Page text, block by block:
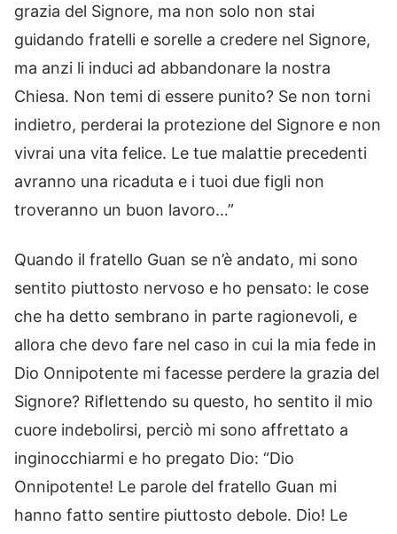
grazia del Signore, ma non solo non stai
guidando fratelli e sorelle a credere nel Signore,
ma anzi li induci ad abbandonare la nostra
Chiesa. Non temi di essere punito? Se non torni
indietro, perderai la protezione del Signore e non
vivrai una vita felice. Le tue malattie precedenti
avranno una ricaduta e i tuoi due figli non
troveranno un buon lavoro…”
Quando il fratello Guan se n’è andato, mi sono
sentito piuttosto nervoso e ho pensato: le cose
che ha detto sembrano in parte ragionevoli, e
allora che devo fare nel caso in cui la mia fede in
Dio Onnipotente mi facesse perdere la grazia del
Signore? Riflettendo su questo, ho sentito il mio
cuore indebolirsi, perciò mi sono affrettato a
inginocchiarmi e ho pregato Dio: “Dio
Onnipotente! Le parole del fratello Guan mi
hanno fatto sentire piuttosto debole. Dio! Le